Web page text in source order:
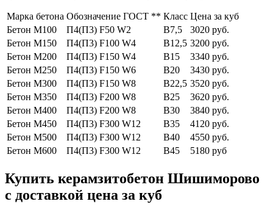
Марка бетона Обозначение ГОСТ ** Класс Цена за куб
Бетон М100
П4(П3) F50 W2 В7,5
3020 руб.
Бетон М150
П4(П3) F100 W4 В12,5 3200 руб.
Бетон М200
П4(П3) F150 W4 В15
3340 руб.
Бетон М250
П4(П3) F150 W6 В20
3430 руб.
Бетон М300
П4(П3) F150 W8 В22,5 3520 руб.
Бетон М350
П4(П3) F200 W8 В25
3620 руб.
Бетон М400
П4(П3) F200 W8 В30
3840 руб.
Бетон М450
П4(П3) F300 W12 В35
4120 руб.
Бетон М500
П4(П3) F300 W12 В40
4550 руб.
Бетон М600
П4(П3) F300 W12 В45 5180 руб
Купить керамзитобетон Шишиморово
с доставкой цена за куб